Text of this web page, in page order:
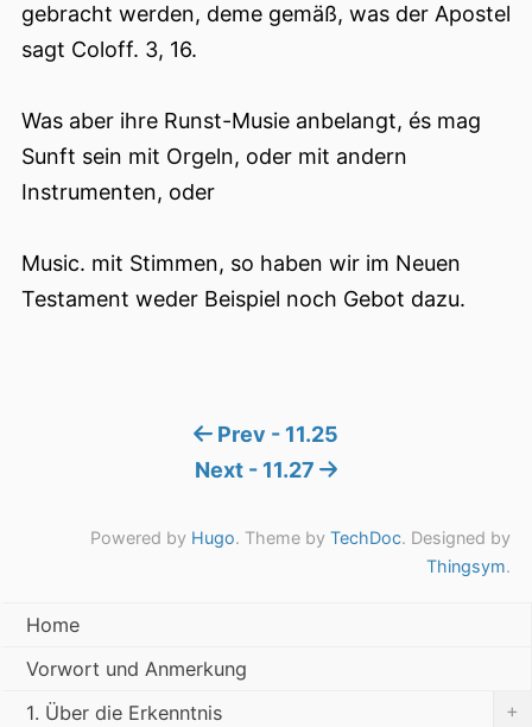
gebracht werden, deme gemäß, was der Apostel
sagt Coloff. 3, 16.
Was aber ihre Runst-Musie anbelangt, és mag
Sunft sein mit Orgeln, oder mit andern
Instrumenten, oder
Music. mit Stimmen, so haben wir im Neuen
Testament weder Beispiel noch Gebot dazu.
Prev - 11.25
Next - 11.27
Powered by Hugo. Theme by TechDoc. Designed by
Thingsym.
Home
Vorwort und Anmerkung
1. Über die Erkenntnis
+